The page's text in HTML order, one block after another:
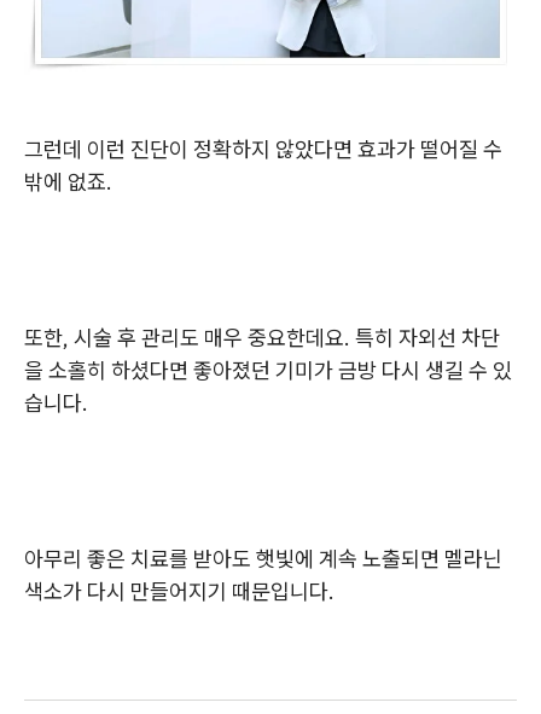
그런데 이런 진단이 정확하지 않았다면 효과가 떨어질 수
밖에 없죠.
또한, 시술 후 관리도 매우 중요한데요. 특히 자외선 차단
을 소홀히 하셨다면 좋아졌던 기미가 금방 다시 생길 수 있
습니다.
아무리 좋은 치료를 받아도 햇빛에 계속 노출되면 멜라닌
색소가 다시 만들어지기 때문입니다.